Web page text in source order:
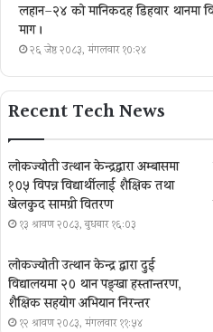
लहान–२४ को मानिकदह डिहवार थानमा
माग ।
२६ जेष्ठ २०८३, मंगलवार १०:२४
Recent Tech News
लोकज्योती उत्थान केन्द्रद्वारा अम्बासमा
१०५ विपन्न विद्यार्थीलाई शैक्षिक तथा
खेलकुद सामग्री वितरण
१३ श्रावण २०८३, बुधबार १६:०३
लोकज्योती उत्थान केन्द्र द्वारा दुई
विद्यालयमा २० थान पङ्खा हस्तान्तरण,
शैक्षिक सहयोग अभियान निरन्तर
१२ श्रावण २०८३, मंगलवार ११:५४